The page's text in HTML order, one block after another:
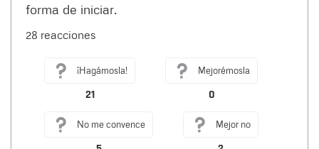
forma de iniciar.
28 reacciones
¡Hagámosla!
21
Mejorémosla
0
No me convence Mejor no